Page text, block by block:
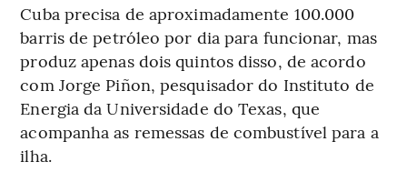
Cuba precisa de aproximadamente 100.000
barris de petróleo por dia para funcionar, mas
produz apenas dois quintos disso, de acordo
com Jorge Piñon, pesquisador do Instituto de
Energia da Universidade do Texas, que
acompanha as remessas de combustível para a
ilha.